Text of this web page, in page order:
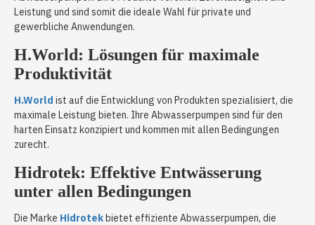
Leistung und sind somit die ideale Wahl für private und
gewerbliche Anwendungen.
H.World: Lösungen für maximale
Produktivität
H.World ist auf die Entwicklung von Produkten spezialisiert, die
maximale Leistung bieten. Ihre Abwasserpumpen sind für den
harten Einsatz konzipiert und kommen mit allen Bedingungen
zurecht.
Hidrotek: Effektive Entwässerung
unter allen Bedingungen
Die Marke Hidrotekbietet effiziente Abwasserpumpen, die